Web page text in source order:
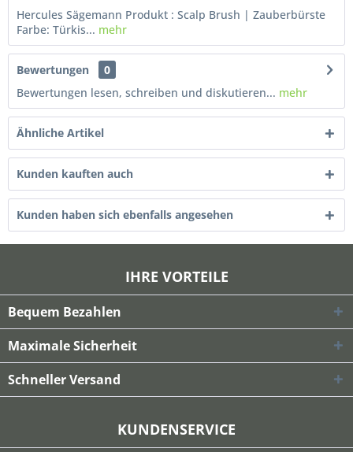
Hercules Sägemann Produkt : Scalp Brush | Zauberbürste
Farbe: Türkis... mehr
Bewertungen
0
Bewertungen lesen, schreiben und diskutieren... mehr
Ähnliche Artikel
Kunden kauften auch
Kunden haben sich ebenfalls angesehen
IHRE VORTEILE
Bequem Bezahlen
Maximale Sicherheit
Schneller Versand
KUNDENSERVICE